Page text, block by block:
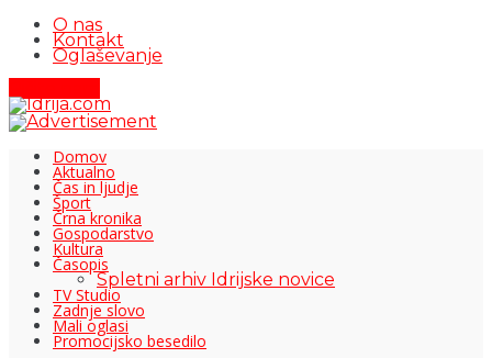
O nas
Kontakt
Oglaševanje
Domov
Aktualno
Čas in ljudje
Šport
Črna kronika
Gospodarstvo
Kultura
Časopis
Spletni arhiv Idrijske novice
TV Studio
Zadnje slovo
Mali oglasi
Promocijsko besedilo